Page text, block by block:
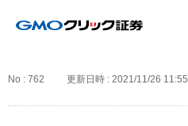
No : 762 更新日時 : 2021/11/26 11:55